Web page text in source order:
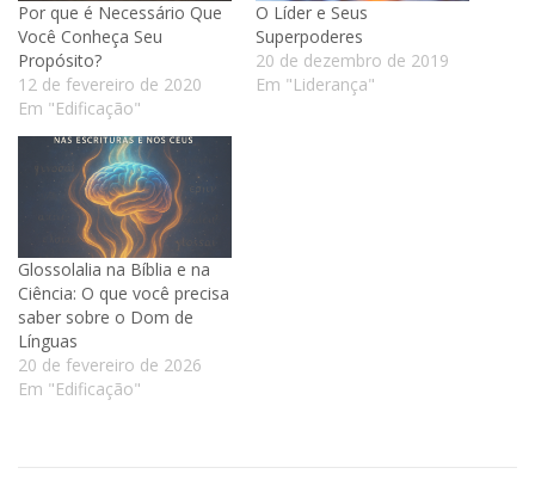
Por que é Necessário Que
Você Conheça Seu
Propósito?
12 de fevereiro de 2020
Em "Edificação"
O Líder e Seus
Superpoderes
20 de dezembro de 2019
Em "Liderança"
Glossolalia na Bíblia e na
Ciência: O que você precisa
saber sobre o Dom de
Línguas
20 de fevereiro de 2026
Em "Edificação"